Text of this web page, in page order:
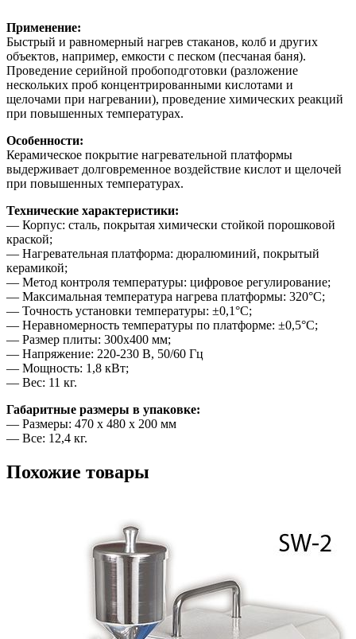
Применение:
Быстрый и равномерный нагрев стаканов, колб и других
объектов, например, емкости с песком (песчаная баня).
Проведение серийной пробоподготовки (разложение
нескольких проб концентрированными кислотами и
щелочами при нагревании), проведение химических реакций
при повышенных температурах.
Особенности:
Керамическое покрытие нагревательной платформы
выдерживает долговременное воздействие кислот и щелочей
при повышенных температурах.
Технические характеристики:
— Корпус: сталь, покрытая химически стойкой порошковой
краской;
— Нагревательная платформа: дюралюминий, покрытый
керамикой;
— Метод контроля температуры: цифровое регулирование;
— Максимальная температура нагрева платформы: 320°С;
— Точность установки температуры: ±0,1°С;
— Неравномерность температуры по платформе: ±0,5°С;
— Размер плиты: 300х400 мм;
— Напряжение: 220-230 В, 50/60 Гц
— Мощность: 1,8 кВт;
— Вес: 11 кг.
Габаритные размеры в упаковке:
— Размеры: 470 х 480 х 200 мм
— Все: 12,4 кг.
Похожие товары